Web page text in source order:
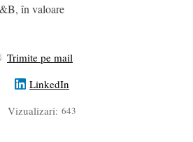
în valoare
Trimite pe mail
LinkedIn
Vizualizari: 643